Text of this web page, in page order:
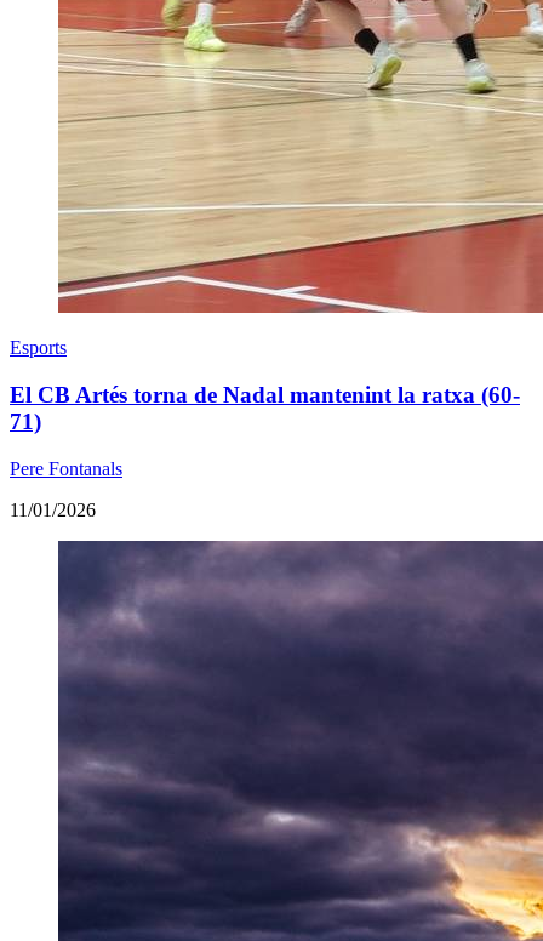
Esports
El CB Artés torna de Nadal mantenint la ratxa (60-
71)
Pere Fontanals
11/01/2026